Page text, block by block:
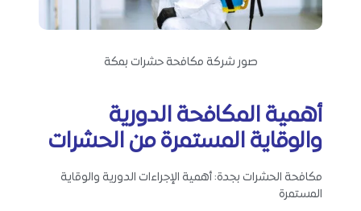
صور شركة مكافحة حشرات بمكة
أهمية المكافحة الدورية
والوقاية المستمرة من الحشرات
مكافحة الحشرات بجدة: أهمية الإجراءات الدورية والوقاية
المستمرة